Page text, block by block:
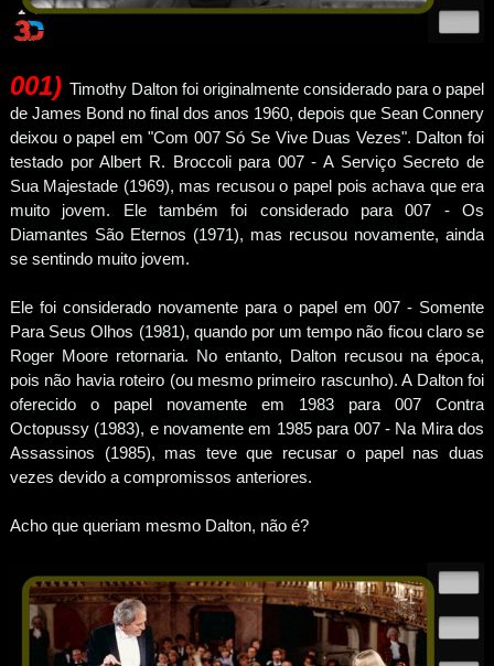
001) Timothy Dalton foi originalmente considerado para o papel
de James Bond no final dos anos 1960, depois que Sean Connery
deixou o papel em "Com 007 Só Se Vive Duas Vezes". Dalton foi
testado por Albert R. Broccoli para 007 - A Serviço Secreto de
Sua Majestade (1969), mas recusou o papel pois achava que era
muito jovem. Ele também foi considerado para 007 - Os
Diamantes São Eternos (1971), mas recusou novamente, ainda
se sentindo muito jovem.
Ele foi considerado novamente para o papel em 007 - Somente
Para Seus Olhos (1981), quando por um tempo não ficou claro se
Roger Moore retornaria. No entanto, Dalton recusou na época,
pois não havia roteiro (ou mesmo primeiro rascunho). A Dalton foi
oferecido o papel novamente em 1983 para 007 Contra
Octopussy (1983), e novamente em 1985 para 007 - Na Mira dos
Assassinos (1985), mas teve que recusar o papel nas duas
vezes devido a compromissos anteriores.
Acho que queriam mesmo Dalton, não é?